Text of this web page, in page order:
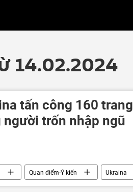
14.02.2024
tấn công 160 trang
trốn nhập ngũ
Quan điểm-Ý kiến Ukraina
ninh mạng Quân sự